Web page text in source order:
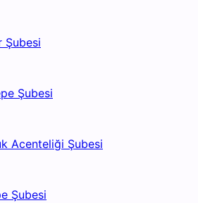
Şubesi
Şubesi
Acenteliği Şubesi
Şubesi